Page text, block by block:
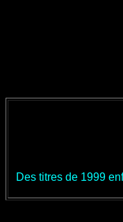
Des titres de 1999